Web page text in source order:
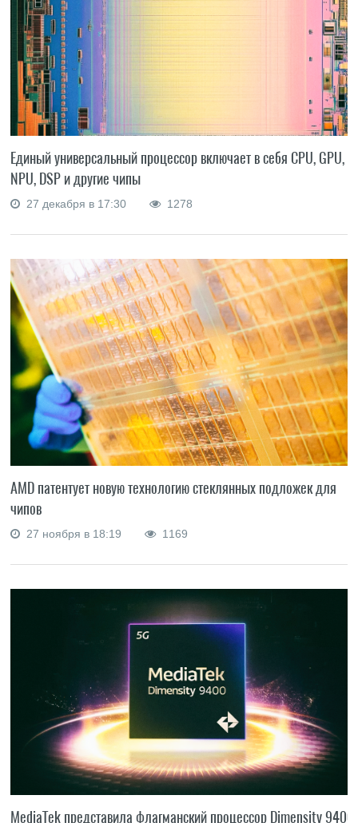
Единый универсальный процессор включает в себя CPU, GPU,
NPU, DSP и другие чипы
27 декабря в 17:30 1278
AMD патентует новую технологию стеклянных подложек для
чипов
27 ноября в 18:19 1169
MediaTek представила флагманский процессор Dimensity 9400